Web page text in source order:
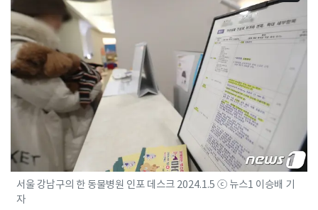
서울 강남구의 한 동물병원 인포 데스크 2024.1.5 ⓒ 뉴스1 이승배 기
자